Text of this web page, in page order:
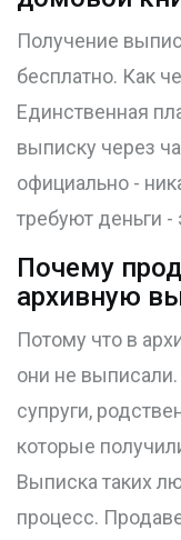
Получение
бесплатно. Как
Единственная
выписку через
официально -
требуют деньги
Почему
архивную
Потому что в
они не
супруги,
которые
Выписка таких
процесс.